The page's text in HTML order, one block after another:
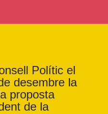
Polític el
desembre la
proposta
de la